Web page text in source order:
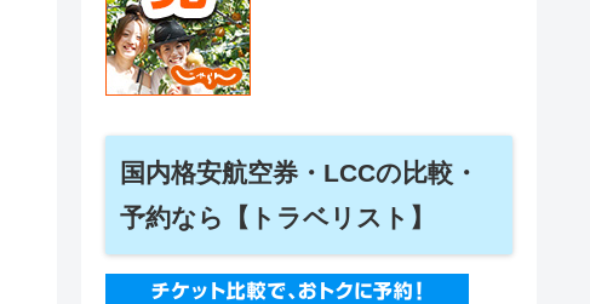
国内格安航空券・LCCの比較・
予約なら【トラベリスト】